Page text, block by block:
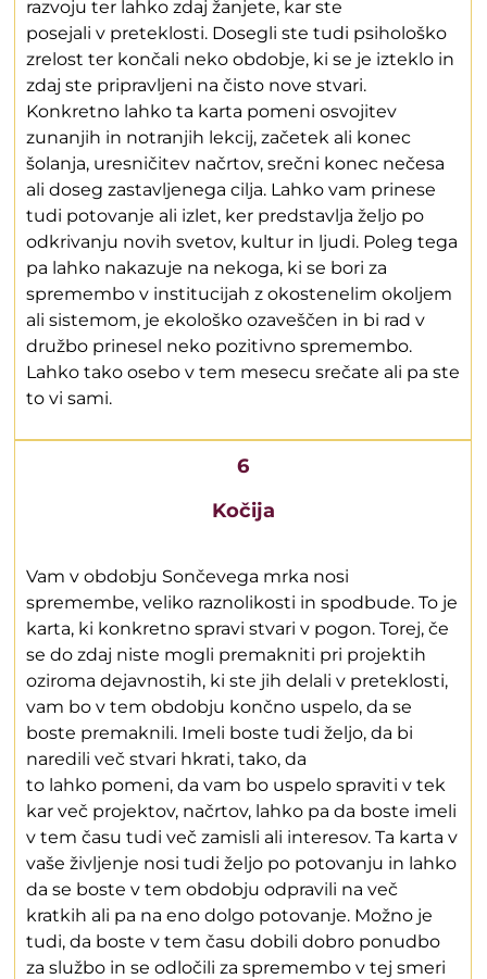
razvoju ter lahko zdaj žanjete, kar ste
posejali v preteklosti. Dosegli ste tudi psihološko
zrelost ter končali neko obdobje, ki se je izteklo in
zdaj ste pripravljeni na čisto nove stvari.
Konkretno lahko ta karta pomeni osvojitev
zunanjih in notranjih lekcij, začetek ali konec
šolanja, uresničitev načrtov, srečni konec nečesa
ali doseg zastavljenega cilja. Lahko vam prinese
tudi potovanje ali izlet, ker predstavlja željo po
odkrivanju novih svetov, kultur in ljudi. Poleg tega
pa lahko nakazuje na nekoga, ki se bori za
spremembo v institucijah z okostenelim okoljem
ali sistemom, je ekološko ozaveščen in bi rad v
družbo prinesel neko pozitivno spremembo.
Lahko tako osebo v tem mesecu srečate ali pa ste
to vi sami.
6
Kočija
Vam v obdobju Sončevega mrka nosi
spremembe, veliko raznolikosti in spodbude. To je
karta, ki konkretno spravi stvari v pogon. Torej, če
se do zdaj niste mogli premakniti pri projektih
oziroma dejavnostih, ki ste jih delali v preteklosti,
vam bo v tem obdobju končno uspelo, da se
boste premaknili. Imeli boste tudi željo, da bi
naredili več stvari hkrati, tako, da
to lahko pomeni, da vam bo uspelo spraviti v tek
kar več projektov, načrtov, lahko pa da boste imeli
v tem času tudi več zamisli ali interesov. Ta karta v
vaše življenje nosi tudi željo po potovanju in lahko
da se boste v tem obdobju odpravili na več
kratkih ali pa na eno dolgo potovanje. Možno je
tudi, da boste v tem času dobili dobro ponudbo
za službo in se odločili za spremembo v tej smeri